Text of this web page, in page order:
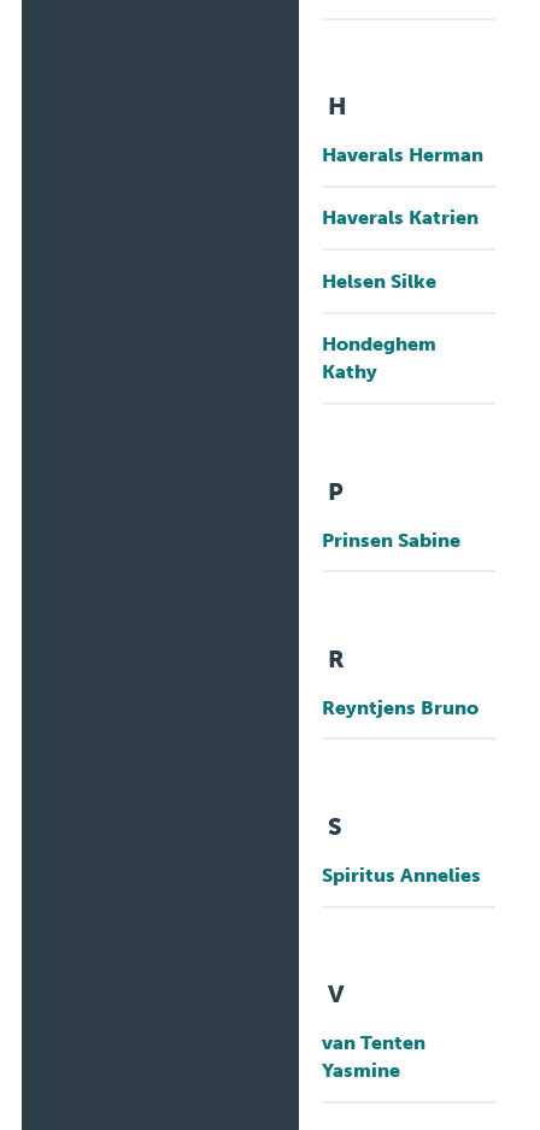
H
Haverals Herman
Haverals Katrien
Helsen Silke
Hondeghem
Kathy
P
Prinsen Sabine
R
Reyntjens Bruno
S
Spiritus Annelies
V
van Tenten
Yasmine